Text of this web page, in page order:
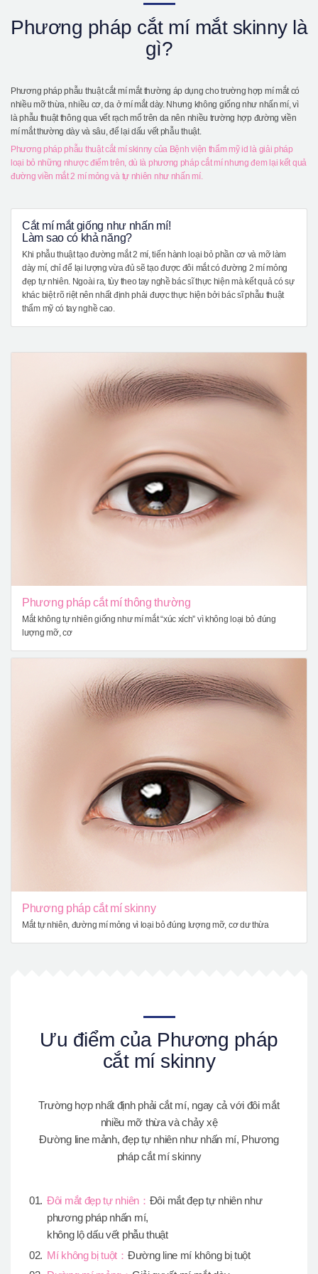
Phẫu thuật an toàn
Real Selfie Review
Phương pháp cắt mí mắt skinny là
gì?
Phương pháp phẫu thuật cắt mí mắt thường áp dụng cho trường hợp mí mắt có
nhiều mỡ thừa, nhiều cơ, da ở mí mắt dày. Nhưng không giống như nhấn mí, vì
là phẫu thuật thông qua vết rạch mổ trên da nên nhiều trường hợp đường viền
mí mắt thường dày và sâu, để lại dấu vết phẫu thuật.
Phương pháp phẫu thuật cắt mí skinny của Bệnh viện thẩm mỹ id là giải pháp
loại bỏ những nhược điểm trên, dù là phương pháp cắt mí nhưng đem lại kết quả
đường viền mắt 2 mí mỏng và tự nhiên như nhấn mí.
Cắt mí mắt giống như nhấn mí!
Làm sao có khả năng?
Khi phẫu thuật tạo đường mắt 2 mí, tiến hành loại bỏ phần cơ và mỡ làm
dày mí, chỉ để lại lượng vừa đủ sẽ tạo được đôi mắt có đường 2 mí mỏng
đẹp tự nhiên. Ngoài ra, tùy theo tay nghề bác sĩ thực hiện mà kết quả có sự
khác biệt rõ riệt nên nhất định phải được thực hiện bởi bác sĩ phẫu thuật
thẩm mỹ có tay nghề cao.
Phương pháp cắt mí thông thường
Mắt không tự nhiên giống như mí mắt “xúc xích” vì không loại bỏ đúng
lượng mỡ, cơ
Phương pháp cắt mí skinny
Mắt tự nhiên, đường mí mỏng vì loại bỏ đúng lượng mỡ, cơ dư thừa
Ưu điểm của Phương pháp
cắt mí skinny
Trường hợp nhất định phải cắt mí, ngay cả với đôi mắt
nhiều mỡ thừa và chảy xệ
Đường line mảnh, đẹp tự nhiên như nhấn mí, Phương
pháp cắt mí skinny
Đôi mắt đẹp tự nhiên： Đôi mắt đẹp tự nhiên như
phương pháp nhấn mí,
không lộ dấu vết phẫu thuật
Mí không bị tuột： Đường line mí không bị tuột